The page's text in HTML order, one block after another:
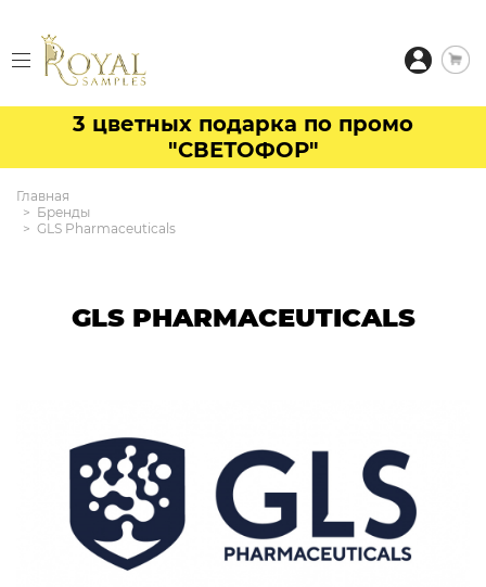
3 цветных подарка по промо
"СВЕТОФОР"
Главная
Бренды
GLS Pharmaceuticals
GLS PHARMACEUTICALS